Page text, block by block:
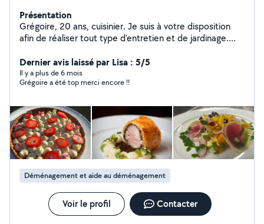
Présentation
Grégoire, 20 ans, cuisinier. Je suis à votre disposition
afin de réaliser tout type d'entretien et de jardinage.
autres. Mon domaine d'expertise étant la cuisine, si vous
avez besoin de conseils, de cours ou autre dans ce
domaine, je suis à votre entière disposition! (Breton,
Dernier avis laissé par Lisa : 5/5
Il y a plus de 6 mois
Grégoire a été top merci encore !!
Déménagement et aide au déménagement
Voir le profil Contacter